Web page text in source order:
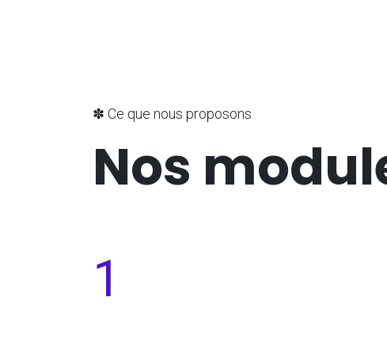
✽ Ce que nous proposons
Nos
1